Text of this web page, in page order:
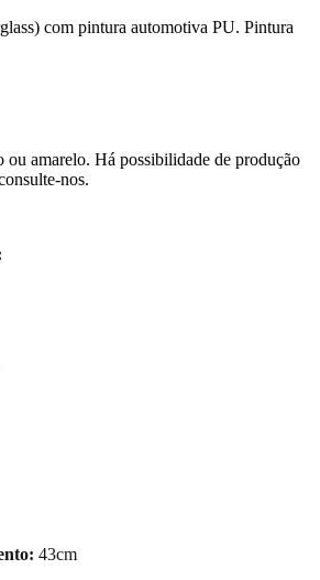
com pintura automotiva PU. Pintura
ou amarelo. Há possibilidade de produção
nos.
43cm